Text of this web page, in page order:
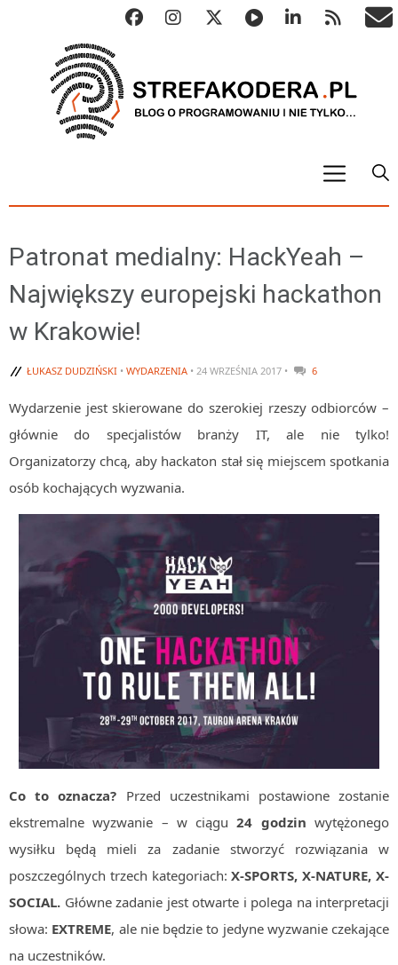
ALGO
Abstrakcyjne struktury danych
Metody numeryczne
Algorytmy wyszukiwania
Pascal
WEB
.htaccess
HTML 5
CSS 3
JavaScript
Django
PHP
Patronat medialny: HackYeah –
Największy europejski hackathon
w Krakowie!
ŁUKASZ DUDZIŃSKI • WYDARZENIA • 24 WRZEŚNIA 2017 • 6
Wydarzenie jest skierowane do szerokiej rzeszy odbiorców –
głównie do specjalistów branży IT, ale nie tylko!
Organizatorzy chcą, aby hackaton stał się miejscem spotkania
osób kochających wyzwania.
Co to oznacza? Przed uczestnikami postawione zostanie
ekstremalne wyzwanie – w ciągu24 godzinwytężonego
wysiłku będą mieli za zadanie stworzyć rozwiązania w
poszczególnych trzech kategoriach: X-SPORTS, X-NATURE, X-
SOCIAL. Główne zadanie jest otwarte i polega na interpretacji
słowa: EXTREME, ale nie będzie to jedyne wyzwanie czekające
na uczestników.